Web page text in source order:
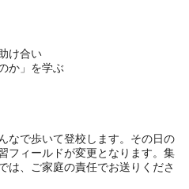
け合い
か」を学ぶ
なで歩いて登校します。その日の
フィールドが変更となります。集
は、ご家庭の責任でお送りくださ